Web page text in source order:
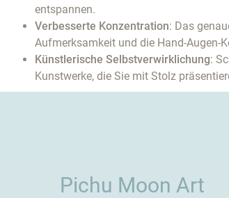
entspannen.
Verbesserte Konzentration: Das
Aufmerksamkeit und die Hand-Augen-
Künstlerische Selbstverwirklichung:
Kunstwerke, die Sie mit Stolz
Pichu Moon Art